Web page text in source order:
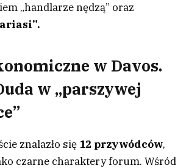
„handlarze nędzą” oraz
w Davos.
w „parszywej
znalazło się 12 przywódców,
czarne charaktery forum. Wśród